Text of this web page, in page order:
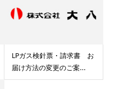
LPガス検針票・請求書 お
届け方法の変更のご案...